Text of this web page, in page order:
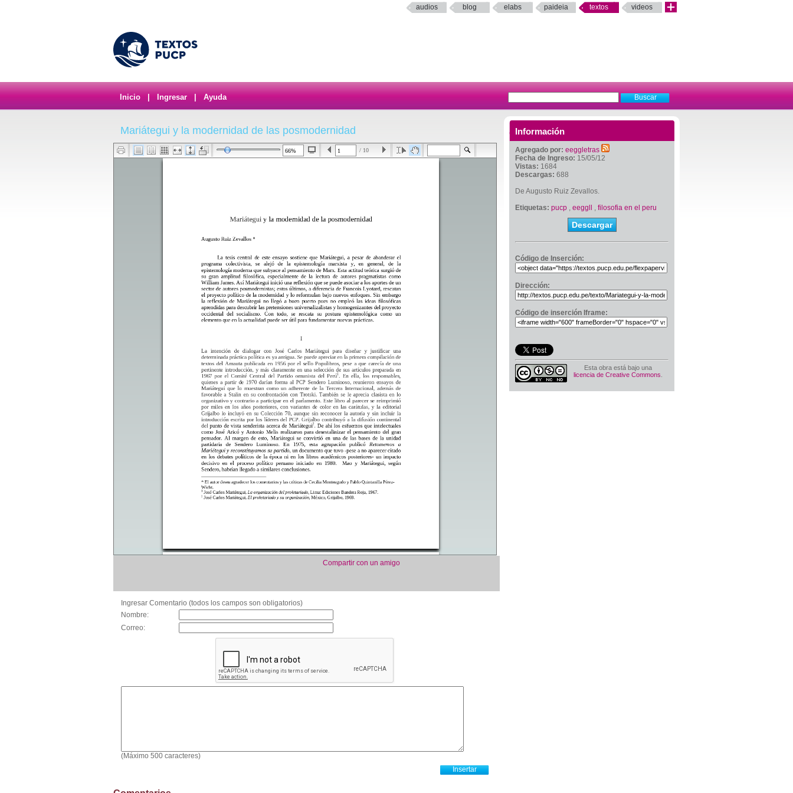
audios blog elabs paideia textos videos
Inicio Ingresar Ayuda
Información
Agregado por: eeggletras
Fecha de Ingreso: 15/05/12
Vistas: 1684
Descargas: 688
De Augusto Ruiz Zevallos.
Etiquetas: pucp , eeggll , filosofia en el peru
Descargar
Código de Inserción:
Dirección:
Código de inserción Iframe:
Esta obra está bajo una
licencia de Creative Commons
Mariátegui y la modernidad de las posmodernidad
/ 10
Compartir con un amigo
Ingresar Comentario (todos los campos son obligatorios)
Nombre:
Correo:
(Máximo 500 caracteres)